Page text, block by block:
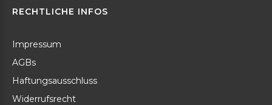
RECHTLICHE INFOS
Impressum
AGBs
Haftungsausschluss
Widerrufsrecht